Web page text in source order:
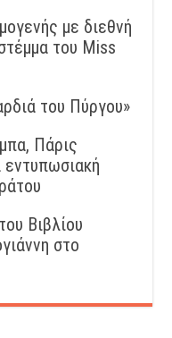
με διεθνή
του Miss
του Πύργου»
Πάρις
εντυπωσιακή
Βιβλίου
στο